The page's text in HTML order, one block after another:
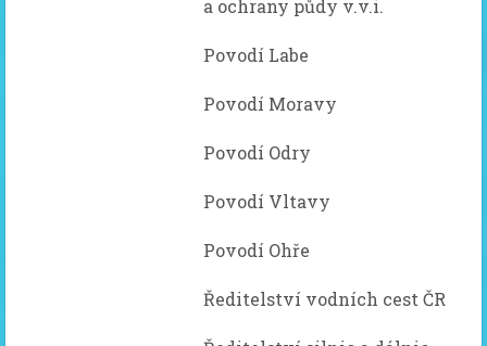
a ochrany půdy v.v.i.
Povodí Labe
Povodí Moravy
Povodí Odry
Povodí Vltavy
Povodí Ohře
Ředitelství vodních cest ČR